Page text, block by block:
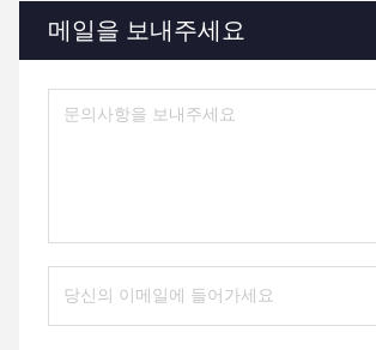
메일을 보내주세요